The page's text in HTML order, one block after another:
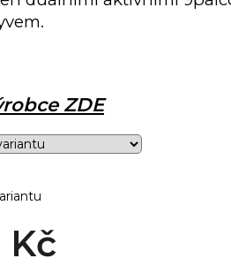
Kč
ZDE